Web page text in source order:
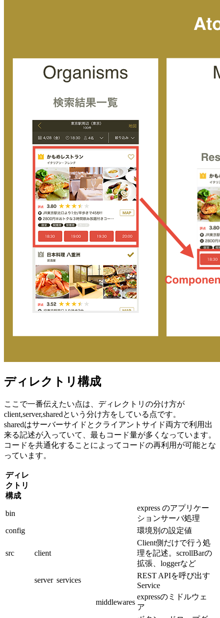
ディレクトリ構成
ここで一番伝えたい点は、ディレクトリの分け方が
client,server,sharedという分け方をしている点です。
sharedはサーバーサイドとクライアントサイド両方で利用出
来る記述が入っていて、最もコード量が多くなっています。
コードを共通化することによってコードの再利用が可能とな
っています。
ディレ
クトリ
構成
bin
express のアプリケー
ションサーバ処理
config
環境別の設定値
src client
Client側だけで行う処
理を記述。scrollBarの
拡張、loggerなど
server services
REST APIを呼び出す
Service
middlewares
expressのミドルウェ
ア